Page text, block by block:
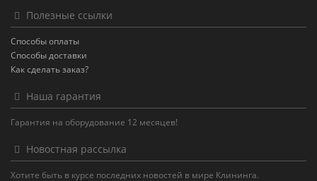
Полезные ссылки
Способы оплаты
Способы доставки
Как сделать заказ?
Наша гарантия
Гарантия на оборудование 12 месяцев!
Новостная рассылка
Хотите быть в курсе последних новостей в мире Клининга.